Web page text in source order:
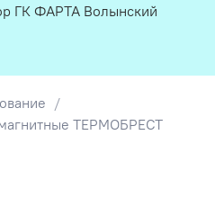
ТЕРМОБРЕСТ
ГК ФАРТА Волынский